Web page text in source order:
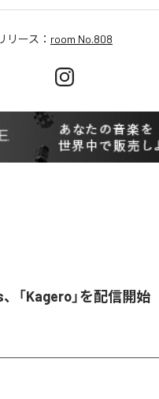
リース： room No.808
「Kagero」を配信開始